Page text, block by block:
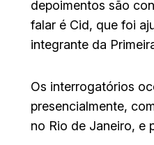
depoimentos são
falar é Cid, que foi
integrante da
Os interrogatórios
presencialmente,
no Rio de Janeiro, e